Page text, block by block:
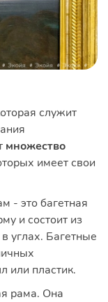
служит
множество
имеет свои
- это багетная
и состоит из
углах. Багетные
или пластик.
рама. Она